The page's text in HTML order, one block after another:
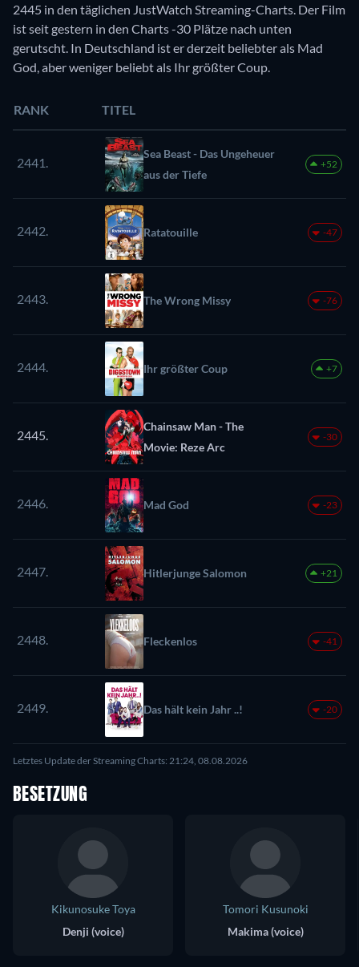
2445 in den täglichen JustWatch Streaming-Charts. Der Film
ist seit gestern in den Charts -30 Plätze nach unten
gerutscht. In Deutschland ist er derzeit beliebter als Mad
God, aber weniger beliebt als Ihr größter Coup.
RANK TITEL
2441.
Sea Beast - Das Ungeheuer
aus der Tiefe
+52
2442. Ratatouille -47
2443. The Wrong Missy -76
2444. Ihr größter Coup +7
2445.
Chainsaw Man - The
Movie: Reze Arc
-30
2446. Mad God -23
2447. Hitlerjunge Salomon +21
2448. Fleckenlos -41
2449. Das hält kein Jahr ..! -20
Letztes Update der Streaming Charts: 21:24, 08.08.2026
BESETZUNG
Kikunosuke Toya
Denji (voice)
Tomori Kusunoki
Makima (voice)